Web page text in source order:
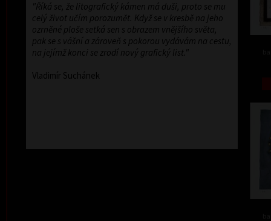
"Říká se, že litografický kámen má duši, proto se mu
celý život učím porozumět. Když se v kresbě na jeho
ozrněné ploše setká sen s obrazem vnějšího světa,
pak se s vášní a zároveň s pokorou vydávám na cestu,
na jejímž konci se zrodí nový grafický list."
Vladimír Suchánek